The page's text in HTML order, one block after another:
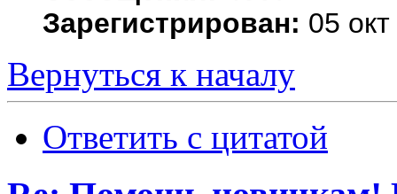
Зарегистрирован: 05
Вернуться к началу
Ответить с цитатой